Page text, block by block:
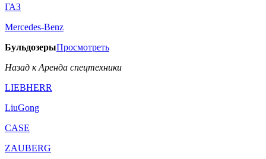
ГАЗ
Mercedes-Benz
БульдозерыПросмотреть
Назад к Аренда спецтехники
LIEBHERR
LiuGong
CASE
ZAUBERG